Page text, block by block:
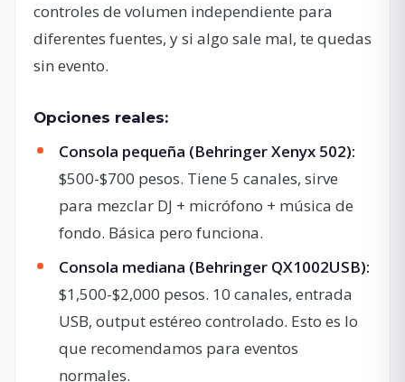
controles de volumen independiente para
diferentes fuentes, y si algo sale mal, te quedas
sin evento.
Opciones reales:
Consola pequeña (Behringer Xenyx 502):
$500-$700 pesos. Tiene 5 canales, sirve
para mezclar DJ + micrófono + música de
fondo. Básica pero funciona.
Consola mediana (Behringer QX1002USB):
$1,500-$2,000 pesos. 10 canales, entrada
USB, output estéreo controlado. Esto es lo
que recomendamos para eventos
normales.